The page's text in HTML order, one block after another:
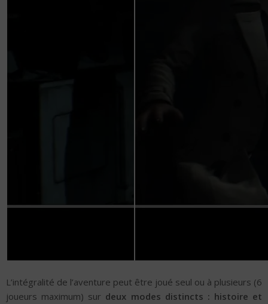
L’intégralité de l’aventure peut être joué seul ou à plusieurs (6
joueurs maximum) sur deux modes distincts : histoire et